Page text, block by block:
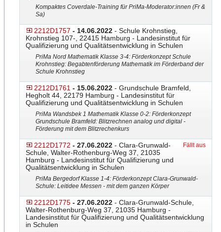
Kompaktes Coverdale-Training für PriMa-Moderator:innen (Fr &
Sa)
2212D1757 - 14.06.2022 - Schule Krohnstieg,
Krohnstieg 107-, 22415 Hamburg - Landesinstitut für
Qualifizierung und Qualitätsentwicklung in Schulen
PriMa Nord Mathematik Klasse 3-4: Förderkonzept Schule
Krohnstieg: Begabtenförder​ung Mathematik im Förderband der
Schule Krohnstieg
2212D1761 - 15.06.2022 - Grundschule Bramfeld,
Hegholt 44, 22179 Hamburg - Landesinstitut für
Qualifizierung und Qualitätsentwicklung in Schulen
PriMa Wandsbek 1 Mathematik Klasse 0-2: Förderkonzept
Grundschule Bramfeld: Blitzrechnen analog und digital -
Förderung mit dem Blitzrechenkurs
2212D1772 - 27.06.2022 - Clara-Grunwald-
Schule, Walter-Rothenburg-Weg 37, 21035
Hamburg - Landesinstitut für Qualifizierung und
Qualitätsentwicklung in Schulen
Fällt aus
PriMa Bergedorf Klasse 1-4: Förderkonzept Clara-Grunwald-
Schule: Lei​tidee Messen - mit dem ganzen Körper
2212D1775 - 27.06.2022 - Clara-Grunwald-Schule,
Walter-Rothenburg-Weg 37, 21035 Hamburg -
Landesinstitut für Qualifizierung und Qualitätsentwicklung
in Schulen